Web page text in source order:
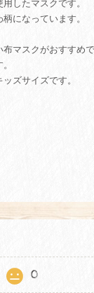
したマスクです。
になっています。
マスクがおすすめで
ズサイズです。
0